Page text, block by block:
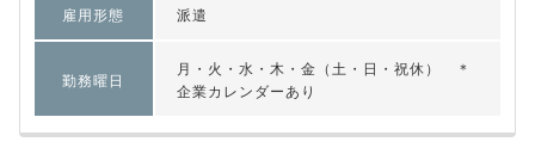
雇用形態 派遣
勤務曜日
月・火・水・木・金（土・日・祝休） ＊
企業カレンダーあり